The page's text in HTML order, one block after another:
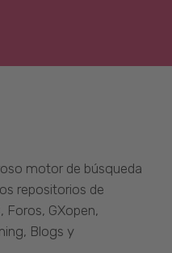
motor de búsqueda
repositorios de
Foros, GXopen,
Blogs y